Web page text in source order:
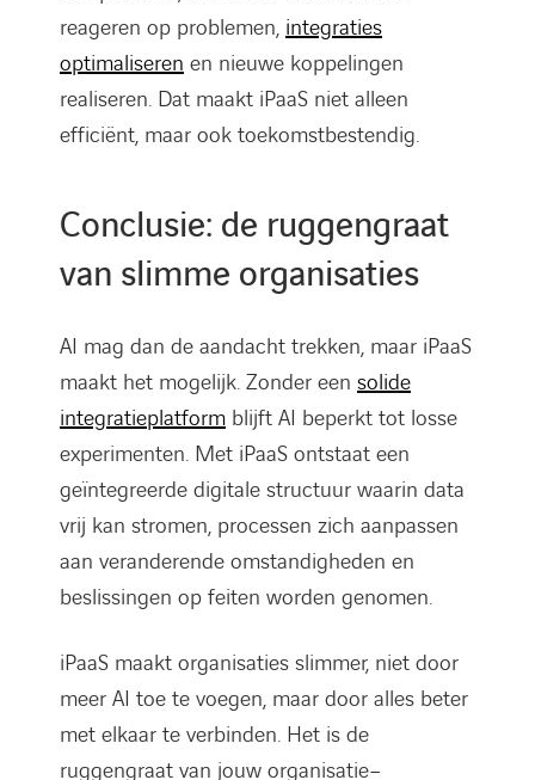
reageren op problemen, integraties
optimaliseren en nieuwe koppelingen
realiseren. Dat maakt iPaaS niet alleen
efficiënt, maar ook toekomstbestendig.
Conclusie: de ruggengraat
van slimme organisaties
AI mag dan de aandacht trekken, maar iPaaS
maakt het mogelijk. Zonder een solide
integratieplatform blijft AI beperkt tot losse
experimenten. Met iPaaS ontstaat een
geïntegreerde digitale structuur waarin data
vrij kan stromen, processen zich aanpassen
aan veranderende omstandigheden en
beslissingen op feiten worden genomen.
iPaaS maakt organisaties slimmer, niet door
meer AI toe te voegen, maar door alles beter
met elkaar te verbinden. Het is de
ruggengraat van jouw organisatie–